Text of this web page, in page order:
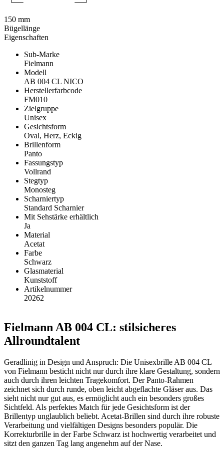
Eigenschaften
Sub-Marke
Fielmann
Modell
AB 004 CL NICO
Herstellerfarbcode
FM010
Zielgruppe
Unisex
Gesichtsform
Oval, Herz, Eckig
Brillenform
Panto
Fassungstyp
Vollrand
Stegtyp
Monosteg
Scharniertyp
Standard Scharnier
Mit Sehstärke erhältlich
Ja
Material
Acetat
Farbe
Schwarz
Glasmaterial
Kunststoff
Artikelnummer
20262
Fielmann AB 004 CL: stilsicheres
Allroundtalent
Geradlinig in Design und Anspruch: Die Unisexbrille AB 004 CL
von Fielmann besticht nicht nur durch ihre klare Gestaltung, sondern
auch durch ihren leichten Tragekomfort. Der Panto-Rahmen
zeichnet sich durch runde, oben leicht abgeflachte Gläser aus. Das
sieht nicht nur gut aus, es ermöglicht auch ein besonders großes
Sichtfeld. Als perfektes Match für jede Gesichtsform ist der
Brillentyp unglaublich beliebt. Acetat-Brillen sind durch ihre robuste
Verarbeitung und vielfältigen Designs besonders populär. Die
Korrekturbrille in der Farbe Schwarz ist hochwertig verarbeitet und
sitzt den ganzen Tag lang angenehm auf der Nase.
150 mm
Bügellänge